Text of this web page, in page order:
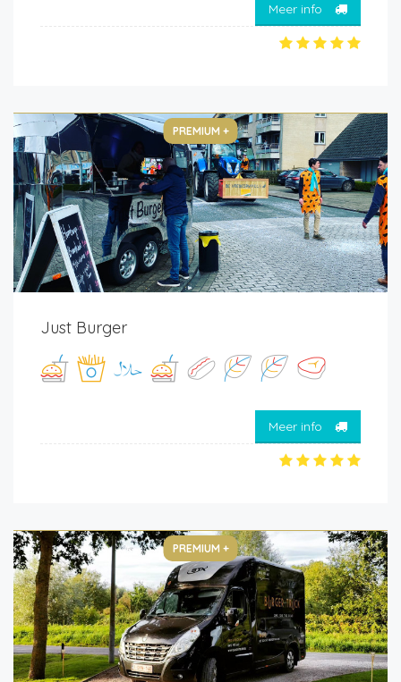
Meer info
PREMIUM +
Just Burger
Meer info
PREMIUM +